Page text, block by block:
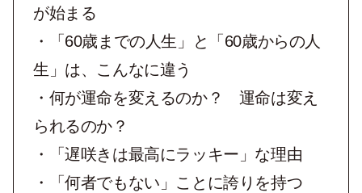
が始まる
・「60歳までの人生」と「60歳からの人
生」は、こんなに違う
・何が運命を変えるのか？ 運命は変え
られるのか？
・「遅咲きは最高にラッキー」な理由
・「何者でもない」ことに誇りを持つ